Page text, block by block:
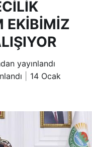
EKİBİMİZ
yayınlandı
14 Ocak